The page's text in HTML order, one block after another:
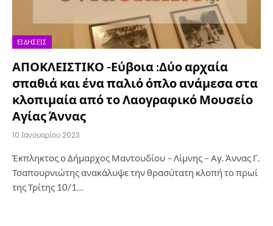
ΕΙΔΉΣΕΙΣ
ΑΠΟΚΛΕΙΣΤΙΚΟ -Εύβοια :Δύο αρχαία
σπαθιά και ένα παλιό όπλο ανάμεσα στα
κλοπιμαία από το Λαογραφικό Μουσείο
Αγίας Άννας
10 Ιανουαρίου 2023
Έκπληκτος ο Δήμαρχος Μαντουδίου – Λίμνης – Αγ. Άννας Γ.
Τσαπουρνιώτης ανακάλυψε την θρασύτατη κλοπή το πρωί
της Τρίτης 10/1…